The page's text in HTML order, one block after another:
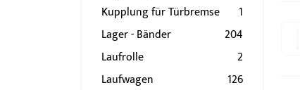
Kupplung für Türbremse
1
Lager - Bänder
204
Laufrolle
2
Laufwagen
126